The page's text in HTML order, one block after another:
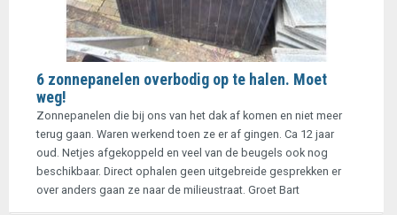
6 zonnepanelen overbodig op te halen. Moet
weg!
Zonnepanelen die bij ons van het dak af komen en niet meer
terug gaan. Waren werkend toen ze er af gingen. Ca 12 jaar
oud. Netjes afgekoppeld en veel van de beugels ook nog
beschikbaar. Direct ophalen geen uitgebreide gesprekken er
over anders gaan ze naar de milieustraat. Groet Bart